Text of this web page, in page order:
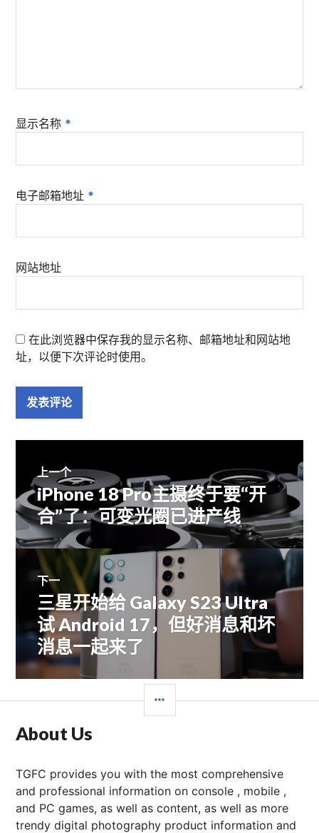
显示名称 *
电子邮箱地址 *
网站地址
在此浏览器中保存我的显示名称、邮箱地址和网站地
址，以便下次评论时使用。
文
章
导
航
上一个
上
篇
文
章：
iPhone 18 Pro主摄终于要“开
合”了：可变光圈已进产线
下一
下
篇
文
章：
三星开始给 Galaxy S23 Ultra
试 Android 17，但好消息和坏
消息一起来了
栏
About Us
TGFC provides you with the most comprehensive
and professional information on console , mobile ,
and PC games, as well as content, as well as more
trendy digital photography product information and